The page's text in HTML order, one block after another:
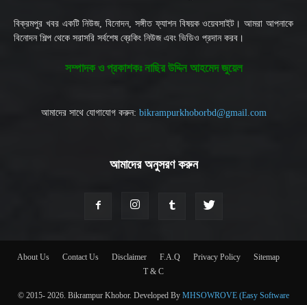
বিক্রমপুর খবর একটি নিউজ, বিনোদন, সঙ্গীত ফ্যাশন বিষয়ক ওয়েবসাইট। আমরা আপনাকে
বিনোদন শিল্প থেকে সরাসরি সর্বশেষ ব্রেকিং নিউজ এবং ভিডিও প্রদান করব।
সম্পাদক ও প্রকাশকঃ নাছির উদ্দিন আহমেদ জুয়েল
আমাদের সাথে যোগাযোগ করুন: bikrampurkhoborbd@gmail.com
আমাদের অনুসরণ করুন
About Us Contact Us Disclaimer F.A.Q Privacy Policy
Sitemap
T & C
© 2015- 2026. Bikrampur Khobor. Developed By MHSOWROVE (Easy Software